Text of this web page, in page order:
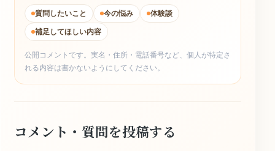
質問したいこと 今の悩み
体験談
補足してほしい内容
公開コメントです。実名・住所・電話番号など、個人が特定さ
れる内容は書かないようにしてください。
コメント・質問を投稿する